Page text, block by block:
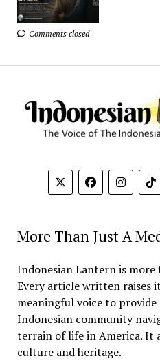
Comments closed
More Than Just A
Indonesian Lantern is more
Every article written raises
meaningful voice to
Indonesian community
terrain of life in America. It
culture and heritage.